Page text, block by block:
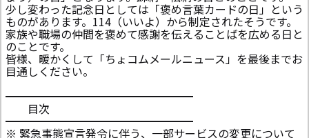
少し変わった記念日としては「褒め言葉カードの日」という
ものがあります。114（いいよ）から制定されたそうです。
家族や職場の仲間を褒めて感謝を伝えることばを広める日と
のことです。
皆様、暖かくして「ちょコムメールニュース」を最後までお
目通しください。
━━━━━━━━━━━━━━━━━
目次
━━━━━━━━━━━━━━━━━
※ 緊急事態宣言発令に伴う、一部サービスの変更について